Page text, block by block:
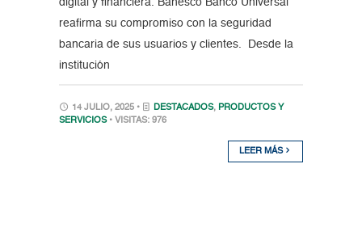
digital y financiera. Banesco Banco Universal
reafirma su compromiso con la seguridad
bancaria de sus usuarios y clientes. Desde la
institución
14 JULIO, 2025 • DESTACADOS, PRODUCTOS Y
SERVICIOS • VISITAS: 976
LEER MÁS